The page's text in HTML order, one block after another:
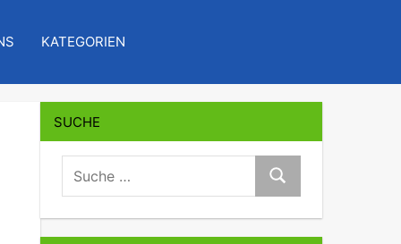
KATEGORIEN
SUCHE
suche:
Suche